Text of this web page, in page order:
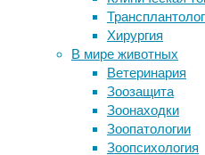
Хирургия
В мире животных
Ветеринария
Зоозащита
Зоонаходки
Зоопатологии
Зоопсихология
здоровье,
медицина,
питание,
токсикология,
фарма
Американские
ученые
недавно
Слишком строгое
сказалось на ДНК
Шимпанзе, как и
объединяются
Трудоголизм
алкоголизма
Учёные смогли
подействует